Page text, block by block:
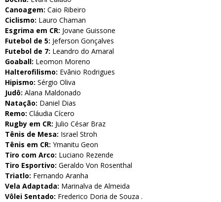
Canoagem: Caio Ribeiro
Ciclismo: Lauro Chaman
Esgrima em CR: Jovane Guissone
Futebol de 5: Jeferson Gonçalves
Futebol de 7: Leandro do Amaral
Goaball: Leomon Moreno
Halterofilismo: Evânio Rodrigues
Hipismo: Sérgio Oliva
Judô: Alana Maldonado
Natação: Daniel Dias
Remo: Cláudia Cícero
Rugby em CR: Julio César Braz
Tênis de Mesa: Israel Stroh
Tênis em CR: Ymanitu Geon
Tiro com Arco: Luciano Rezende
Tiro Esportivo: Geraldo Von Rosenthal
Triatlo: Fernando Aranha
Vela Adaptada: Marinalva de Almeida
Vôlei Sentado: Frederico Doria de Souza .